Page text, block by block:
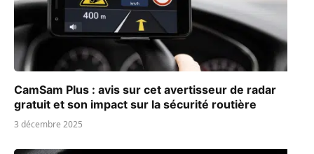
CamSam Plus : avis sur cet avertisseur de radar
gratuit et son impact sur la sécurité routière
3 décembre 2025